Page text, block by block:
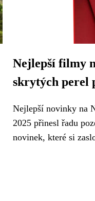
Nejlepší filmy
skrytých perel
Nejlepší novinky na
2025 přinesl řadu
novinek, které si